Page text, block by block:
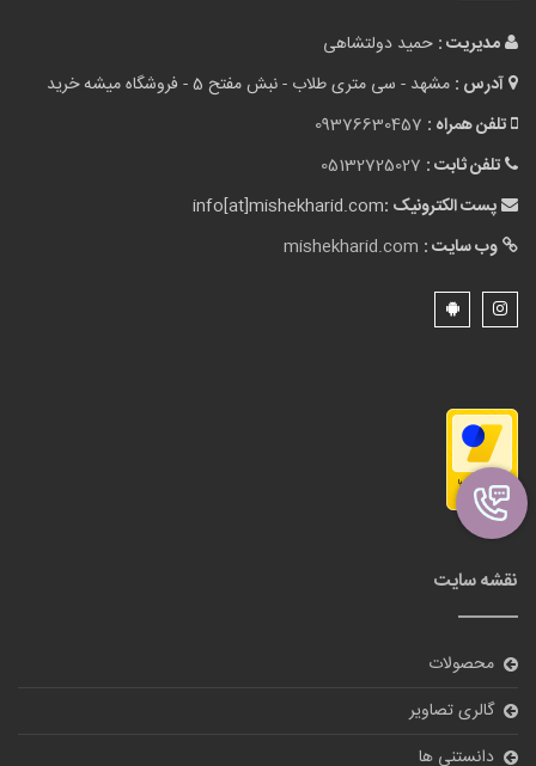
مدیریت : حمید دولتشاهی
آدرس : مشهد - سی متری طلاب - نبش مفتح 5 - فروشگاه میشه خرید
تلفن همراه : 09376630457
تلفن ثابت : 05132725027
پست الکترونیک :info[at]mishekharid.com
وب سایت : mishekharid.com
نقشه سایت
محصولات
گالری تصاویر
دانستنی ها